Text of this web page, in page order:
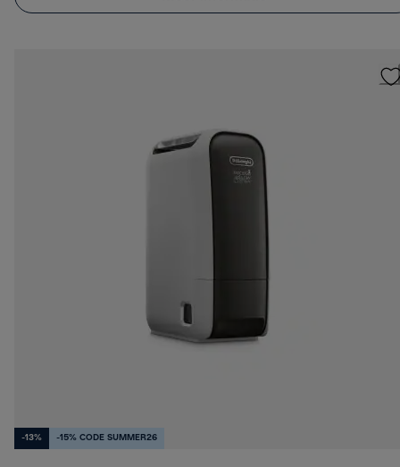
-13% -15% CODE SUMMER26